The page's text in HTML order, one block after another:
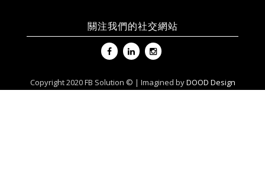
關注我們的社交網站
Copyright 2020 FB Solution © | Imagined byDOOD Design